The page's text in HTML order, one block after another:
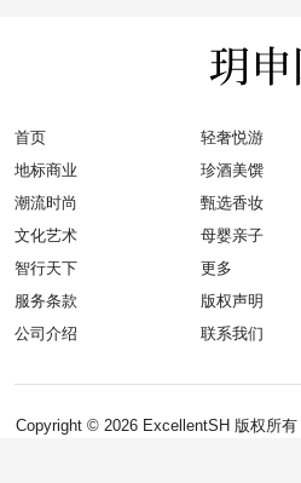
首页
轻奢悦游
地标商业
珍酒美馔
潮流时尚
甄选香妆
文化艺术
母婴亲子
智行天下
更多
服务条款
版权声明
公司介绍
联系我们
Copyright © 2026 ExcellentSH 版权所有